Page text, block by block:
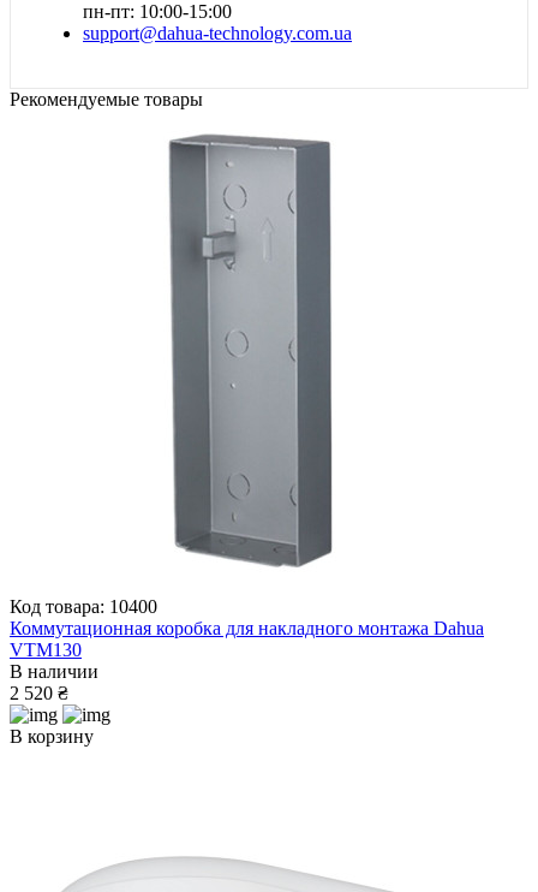
пн-пт: 10:00-15:00
support@dahua-technology.com.ua
Рекомендуемые товары
Код товара: 10400
Коммутационная коробка для накладного монтажа Dahua
VTM130
В наличии
2 520 ₴
В корзину